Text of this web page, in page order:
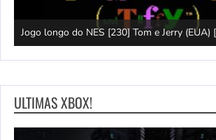
Jogo longo do NES [230] Tom e Jerry (EUA)
ULTIMAS XBOX!